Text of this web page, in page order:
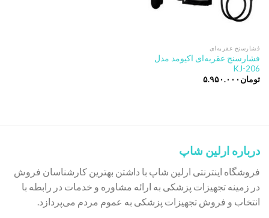
فشارسنج عقربه‌ای
فشارسنج عقربه‌ای اکیومد مدل
KJ-206
تومان ۵.۹۵۰.۰۰۰
درباره ارلین شاپ
فروشگاه اینترنتی ارلین شاپ با داشتن بهترین کارشناسان فروش
در زمینه تجهیزات پزشکی به ارائه مشاوره و خدمات در رابطه با
انتخاب و فروش تجهیزات پزشکی به عموم مردم می‌پردازد.